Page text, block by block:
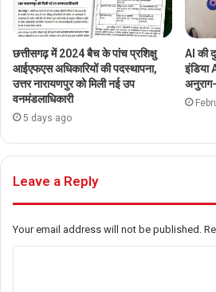
छत्तीसगढ़ में 2024 बैच के पांच प्रशिक्षु
आईएफएस अधिकारियों की पदस्थापना,
उत्तर नारायणपुर को मिली नई उप
वनमंडलाधिकारी
5 days ago
AI की
इंडिया
Leave a Reply
Your email address will not be published.